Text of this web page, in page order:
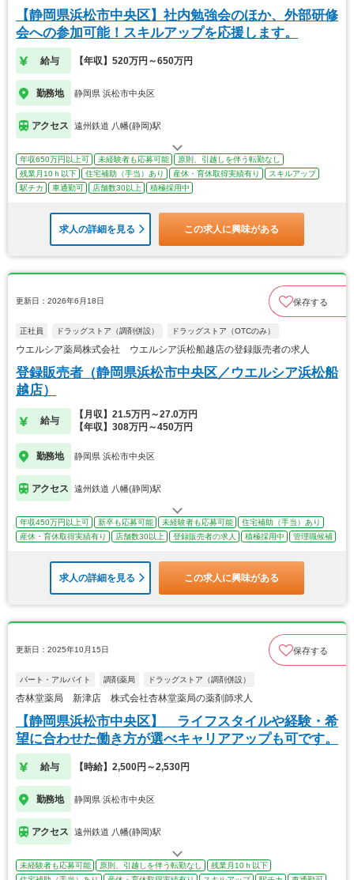
【静岡県浜松市中央区】社内勉強会のほか、外部研修
会への参加可能！スキルアップを応援します。
給与 【年収】520万円～650万円
勤務地 静岡県 浜松市中央区
アクセス 遠州鉄道 八幡(静岡)駅
年収650万円以上可 未経験者も応募可能
原則、引越しを伴う転勤なし
残業月10ｈ以下
住宅補助（手当）あり 産休・育休取得実績有り
スキルアップ
駅チカ
車通勤可 店舗数30以上 積極採用中
求人の詳細を見る この求人に興味がある
更新日：2026年6月18日 保存する
正社員 ドラッグストア（調剤併設） ドラッグストア（OTCのみ）
ウエルシア薬局株式会社 ウエルシア浜松船越店の登録販売者の求人
登録販売者（静岡県浜松市中央区／ウエルシア浜松船
越店）
給与
【月収】21.5万円～27.0万円
【年収】308万円～450万円
勤務地 静岡県 浜松市中央区
アクセス 遠州鉄道 八幡(静岡)駅
年収450万円以上可 新卒も応募可能 未経験者も応募可能
住宅補助（手当）あり
産休・育休取得実績有り
店舗数30以上 登録販売者の求人 積極採用中 管理職候補
求人の詳細を見る この求人に興味がある
更新日：2025年10月15日 保存する
パート・アルバイト 調剤薬局 ドラッグストア（調剤併設）
杏林堂薬局 新津店 株式会社杏林堂薬局の薬剤師求人
【静岡県浜松市中央区】 ライフスタイルや経験・希
望に合わせた働き方が選べキャリアアップも可です。
給与 【時給】2,500円～2,530円
勤務地 静岡県 浜松市中央区
アクセス 遠州鉄道 八幡(静岡)駅
未経験者も応募可能 原則、引越しを伴う転勤なし
残業月10ｈ以下